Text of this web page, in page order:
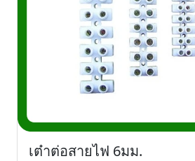
เต๋าต่อสายไฟ 6มม.